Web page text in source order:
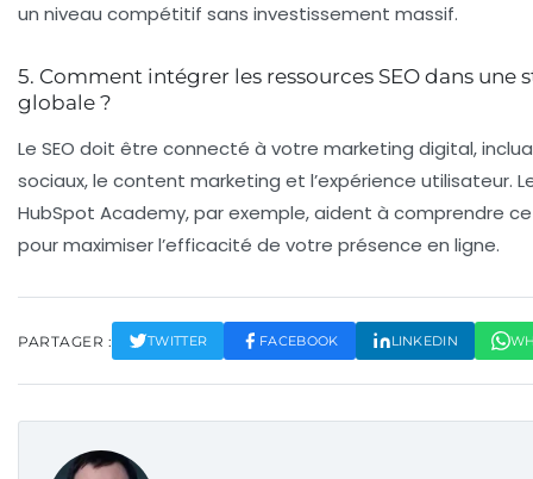
un niveau compétitif sans investissement massif.
5. Comment intégrer les ressources SEO dans une
globale ?
Le SEO doit être connecté à votre marketing digital,
sociaux, le content marketing et l’expérience utilisateur.
HubSpot Academy, par exemple, aident à comprendre
pour maximiser l’efficacité de votre présence en ligne.
PARTAGER : TWITTER FACEBOOK LINKEDIN